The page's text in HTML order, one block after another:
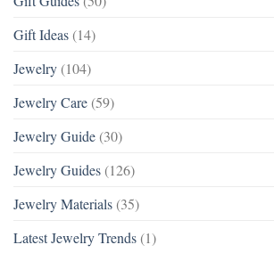
Gift Ideas (14)
Jewelry (104)
Jewelry Care (59)
Jewelry Guide (30)
Jewelry Guides (126)
Jewelry Materials (35)
Latest Jewelry Trends (1)